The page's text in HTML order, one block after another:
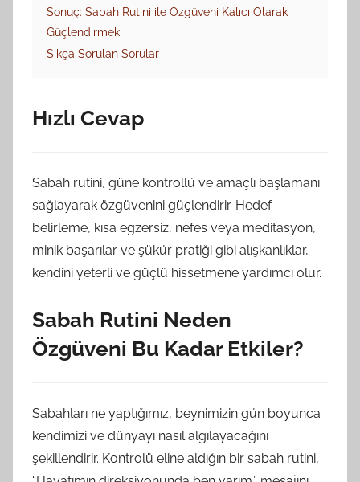
Sonuç: Sabah Rutini ile Özgüveni Kalıcı Olarak
Güçlendirmek
Sıkça Sorulan Sorular
Hızlı Cevap
Sabah rutini, güne kontrollü ve amaçlı başlamanı
sağlayarak özgüvenini güçlendirir. Hedef
belirleme, kısa egzersiz, nefes veya meditasyon,
minik başarılar ve şükür pratiği gibi alışkanlıklar,
kendini yeterli ve güçlü hissetmene yardımcı olur.
Sabah Rutini Neden
Özgüveni Bu Kadar Etkiler?
Sabahları ne yaptığımız, beynimizin gün boyunca
kendimizi ve dünyayı nasıl algılayacağını
şekillendirir. Kontrolü eline aldığın bir sabah rutini,